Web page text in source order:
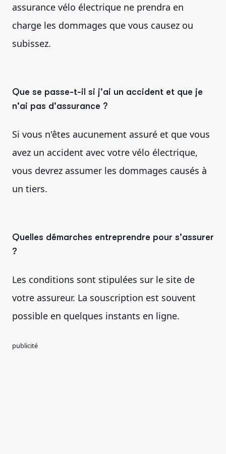
assurance vélo électrique ne prendra en
charge les dommages que vous causez ou
subissez.
Que se passe-t-il si j'ai un accident et que je
n'ai pas d'assurance ?
Si vous n'êtes aucunement assuré et que vous
avez un accident avec votre vélo électrique,
vous devrez assumer les dommages causés à
un tiers.
Quelles démarches entreprendre pour s'assurer
?
Les conditions sont stipulées sur le site de
votre assureur. La souscription est souvent
possible en quelques instants en ligne.
publicité